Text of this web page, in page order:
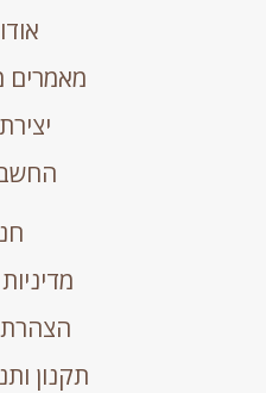
מאמרים
הצהרת
תקנון